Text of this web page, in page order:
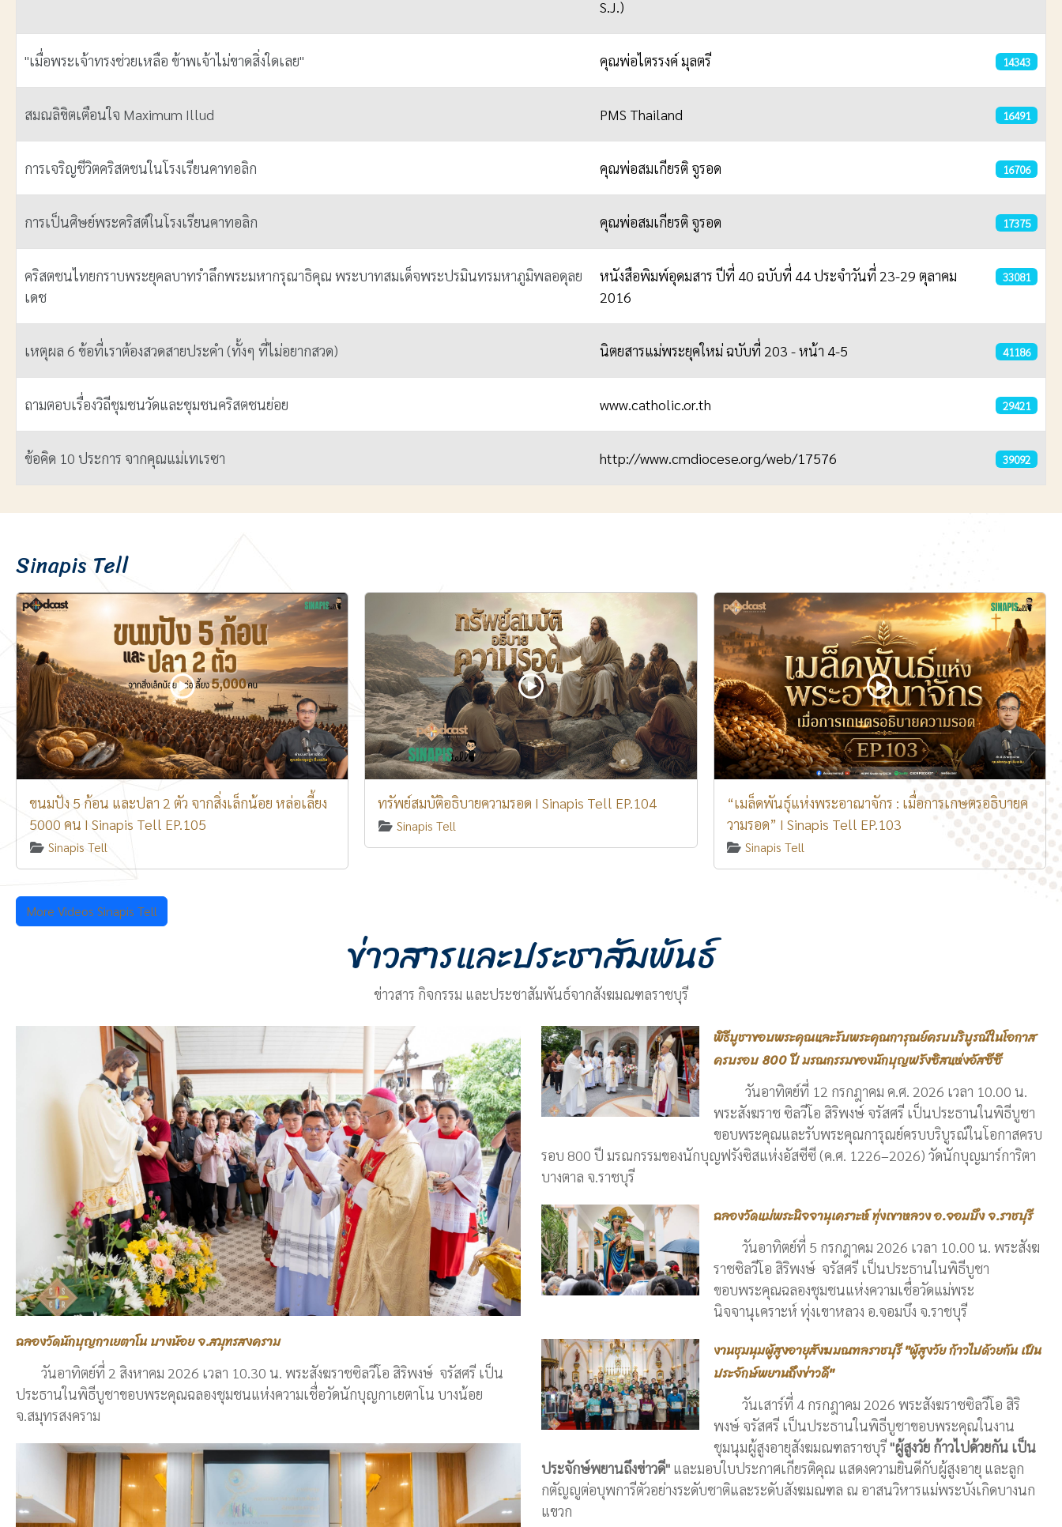
S.J.)
"เมื่อพระเจ้าทรงช่วยเหลือ ข้าพเจ้าไม่ขาดสิ่งใดเลย" คุณพ่อไตรรงค์ มุลตรี 14343
สมณลิขิตเตือนใจ Maximum Illud PMS Thailand 16491
การเจริญชีวิตคริสตชนในโรงเรียนคาทอลิก คุณพ่อสมเกียรติ จูรอด 16706
การเป็นศิษย์พระคริสต์ในโรงเรียนคาทอลิก คุณพ่อสมเกียรติ จูรอด 17375
คริสตชนไทยกราบพระยุคลบาทรำลึกพระมหากรุณาธิคุณ พระบาทสมเด็จพระปรมินทรมหาภูมิพลอดุลย
เดช
หนังสือพิมพ์อุดมสาร ปีที่ 40 ฉบับที่ 44 ประจำวันที่ 23-29 ตุลาคม
2016
33081
เหตุผล 6 ข้อที่เราต้องสวดสายประคำ (ทั้งๆ ที่ไม่อยากสวด) นิตยสารแม่พระยุคใหม่ ฉบับที่ 203 - หน้า 4-5 41186
ถามตอบเรื่องวิถีชุมชนวัดและชุมชนคริสตชนย่อย www.catholic.or.th 29421
ข้อคิด 10 ประการ จากคุณแม่เทเรซา http://www.cmdiocese.org/web/17576 39092
Sinapis Tell
ขนมปัง 5 ก้อน และปลา 2 ตัว จากสิ่งเล็กน้อย หล่อเลี้ยง
5000 คน I Sinapis Tell EP.105
Sinapis Tell
ทรัพย์สมบัติอธิบายความรอด I Sinapis Tell EP.104
Sinapis Tell
“เมล็ดพันธุ์แห่งพระอาณาจักร : เมื่อการเกษตรอธิบายค
วามรอด” I Sinapis Tell EP.103
Sinapis Tell
More Videos Sinapis Tell
ข่าวสารและประชาสัมพันธ์
ข่าวสาร กิจกรรม และประชาสัมพันธ์จากสังฆมณฑลราชบุรี
ฉลองวัดนักบุญกาเยตาโน บางน้อย จ.สมุทรสงคราม
วันอาทิตย์ที่ 2 สิงหาคม 2026 เวลา 10.30 น. พระสังฆราชซิลวีโอ สิริพงษ์ จรัสศรี เป็น
ประธานในพิธีบูชาขอบพระคุณฉลองชุมชนแห่งความเชื่อวัดนักบุญกาเยตาโน บางน้อย
จ.สมุทรสงคราม
พิธีบูชาขอบพระคุณและรับพระคุณการุณย์ครบบริบูรณ์ในโอกาส
ครบรอบ 800 ปี มรณกรรมของนักบุญฟรังซิสแห่งอัสซีซี
วันอาทิตย์ที่ 12 กรกฎาคม ค.ศ. 2026 เวลา 10.00 น.
พระสังฆราช ซิลวีโอ สิริพงษ์ จรัสศรี เป็นประธานในพิธีบูชา
ขอบพระคุณและรับพระคุณการุณย์ครบบริบูรณ์ในโอกาสครบ
รอบ 800 ปี มรณกรรมของนักบุญฟรังซิสแห่งอัสซีซี (ค.ศ. 1226–2026) วัดนักบุญมาร์การิตา
บางตาล จ.ราชบุรี
ฉลองวัดแม่พระนิจจานุเคราะห์ ทุ่งเขาหลวง อ.จอมบึง จ.ราชบุรี
วันอาทิตย์ที่ 5 กรกฎาคม 2026 เวลา 10.00 น. พระสังฆ
ราชซิลวีโอ สิริพงษ์ จรัสศรี เป็นประธานในพิธีบูชา
ขอบพระคุณฉลองชุมชนแห่งความเชื่อวัดแม่พระ
นิจจานุเคราะห์ ทุ่งเขาหลวง อ.จอมบึง จ.ราชบุรี
งานชุมนุมผู้สูงอายุสังฆมณฑลราชบุรี "ผู้สูงวัย ก้าวไปด้วยกัน เป็น
ประจักษ์พยานถึงข่าวดี"
วันเสาร์ที่ 4 กรกฎาคม 2026 พระสังฆราชซิลวีโอ สิริ
พงษ์ จรัสศรี เป็นประธานในพิธีบูชาขอบพระคุณในงาน
ชุมนุมผู้สูงอายุสังฆมณฑลราชบุรี"ผู้สูงวัย ก้าวไปด้วยกัน เป็น
ประจักษ์พยานถึงข่าวดี" และมอบใบประกาศเกียรติคุณ แสดงความยินดีกับผู้สูงอายุ และลูก
กตัญญูต่อบุพการีตัวอย่างระดับชาติและระดับสังฆมณฑล ณ อาสนวิหารแม่พระบังเกิดบางนก
แขวก